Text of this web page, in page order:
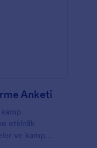
Anketi
etkinlik
ve kamp